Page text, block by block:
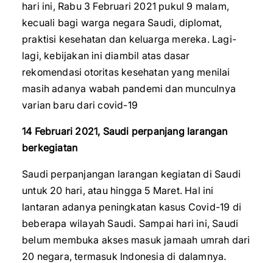
hari ini, Rabu 3 Februari 2021 pukul 9 malam,
kecuali bagi warga negara Saudi, diplomat,
praktisi kesehatan dan keluarga mereka. Lagi-
lagi, kebijakan ini diambil atas dasar
rekomendasi otoritas kesehatan yang menilai
masih adanya wabah pandemi dan munculnya
varian baru dari covid-19
14 Februari 2021, Saudi perpanjang larangan
berkegiatan
Saudi perpanjangan larangan kegiatan di Saudi
untuk 20 hari, atau hingga 5 Maret. Hal ini
lantaran adanya peningkatan kasus Covid-19 di
beberapa wilayah Saudi. Sampai hari ini, Saudi
belum membuka akses masuk jamaah umrah dari
20 negara, termasuk Indonesia di dalamnya.